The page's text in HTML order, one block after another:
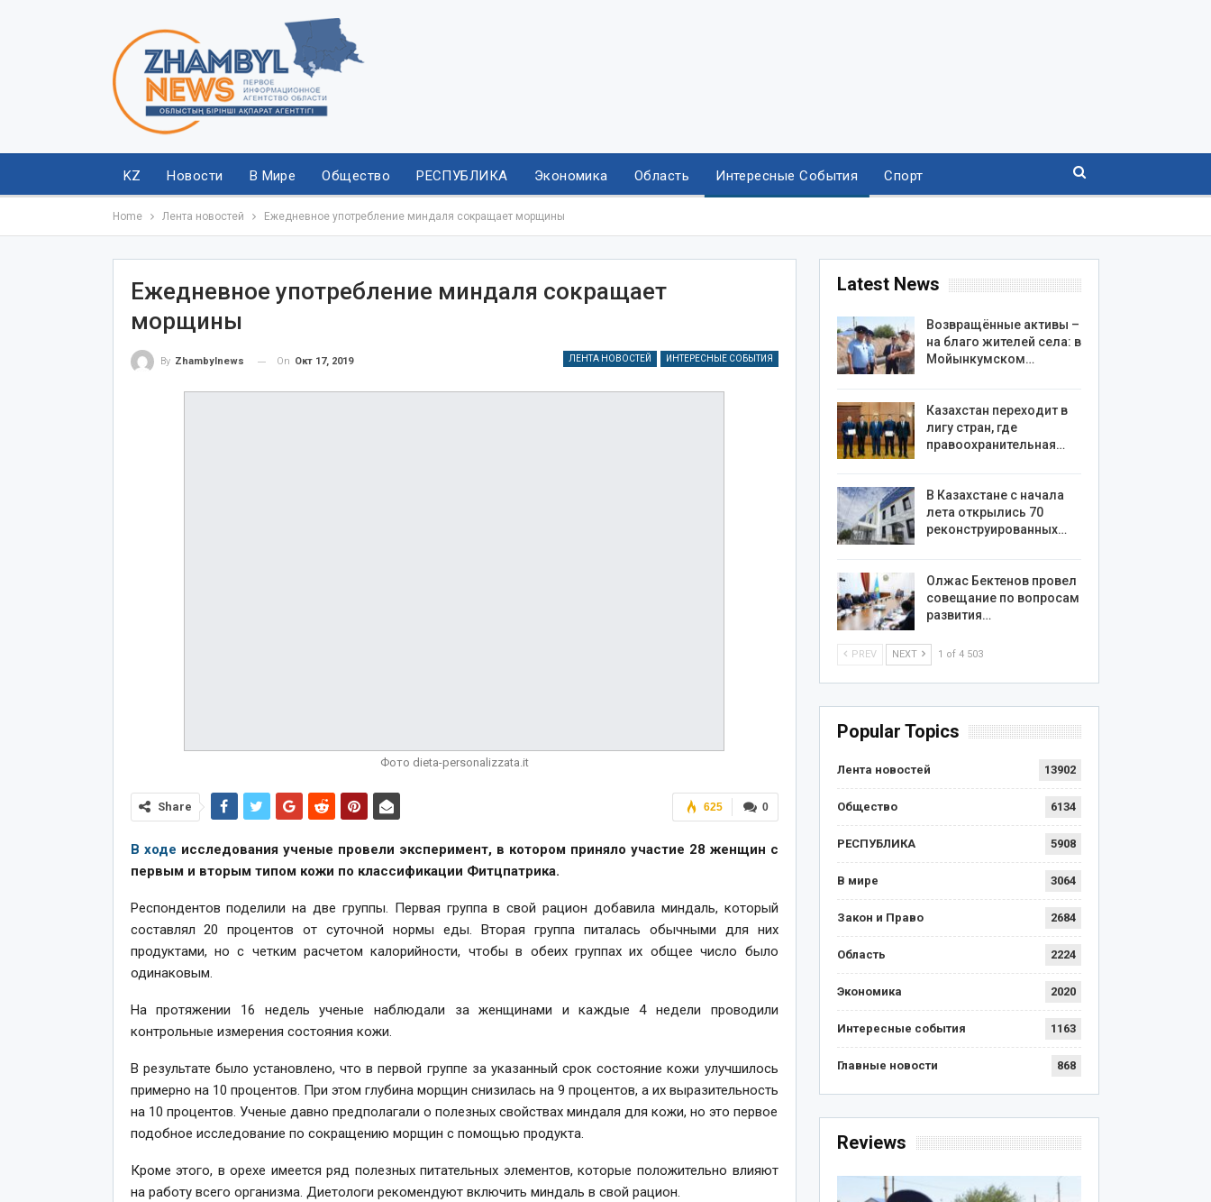
KZ Новости В Мире Общество РЕСПУБЛИКА Экономика Область Интересные События Спорт
Home Лента новостей Ежедневное употребление миндаля сокращает морщины
Ежедневное употребление миндаля сокращает
морщины
ЛЕНТА НОВОСТЕЙ ИНТЕРЕСНЫЕ СОБЫТИЯ
By Zhambylnews On Окт 17, 2019
Фото dieta-personalizzata.it
0
625
Share
В ходе исследования ученые провели эксперимент, в котором приняло участие 28 женщин с
первым и вторым типом кожи по классификации Фитцпатрика.
Респондентов поделили на две группы. Первая группа в свой рацион добавила миндаль, который
составлял 20 процентов от суточной нормы еды. Вторая группа питалась обычными для них
продуктами, но с четким расчетом калорийности, чтобы в обеих группах их общее число было
одинаковым.
На протяжении 16 недель ученые наблюдали за женщинами и каждые 4 недели проводили
контрольные измерения состояния кожи.
В результате было установлено, что в первой группе за указанный срок состояние кожи улучшилось
примерно на 10 процентов. При этом глубина морщин снизилась на 9 процентов, а их выразительность
на 10 процентов. Ученые давно предполагали о полезных свойствах миндаля для кожи, но это первое
подобное исследование по сокращению морщин с помощью продукта.
Кроме этого, в орехе имеется ряд полезных питательных элементов, которые положительно влияют
на работу всего организма. Диетологи рекомендуют включить миндаль в свой рацион.
Latest News
Возвращённые активы –
на благо жителей села: в
Мойынкумском…
Казахстан переходит в
лигу стран, где
правоохранительная…
В Казахстане с начала
лета открылись 70
реконструированных…
Олжас Бектенов провел
совещание по вопросам
развития…
PREV NEXT 1 of 4 503
Popular Topics
Лента новостей 13902
Общество 6134
РЕСПУБЛИКА 5908
В мире 3064
Закон и Право 2684
Область 2224
Экономика 2020
Интересные события 1163
Главные новости 868
Reviews